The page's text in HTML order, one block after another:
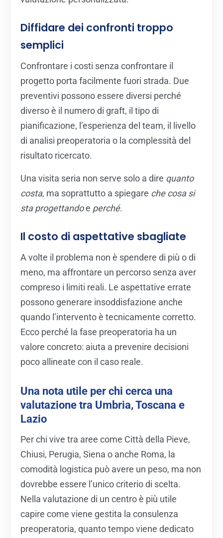
Diffidare dei confronti troppo
semplici
Confrontare i costi senza confrontare il
progetto porta facilmente fuori strada. Due
preventivi possono essere diversi perché
diverso è il numero di graft, il tipo di
pianificazione, l’esperienza del team, il livello
di analisi preoperatoria o la complessità del
risultato ricercato.
Una visita seria non serve solo a dire quanto
costa, ma soprattutto a spiegare che cosa si
sta progettandoe perché.
Il costo di aspettative sbagliate
A volte il problema non è spendere di più o di
meno, ma affrontare un percorso senza aver
compreso i limiti reali. Le aspettative errate
possono generare insoddisfazione anche
quando l’intervento è tecnicamente corretto.
Ecco perché la fase preoperatoria ha un
valore concreto: aiuta a prevenire decisioni
poco allineate con il caso reale.
Una nota utile per chi cerca una
valutazione tra Umbria, Toscana e
Lazio
Per chi vive tra aree come Città della Pieve,
Chiusi, Perugia, Siena o anche Roma, la
comodità logistica può avere un peso, ma non
dovrebbe essere l’unico criterio di scelta.
Nella valutazione di un centro è più utile
capire come viene gestita la consulenza
preoperatoria, quanto tempo viene dedicato